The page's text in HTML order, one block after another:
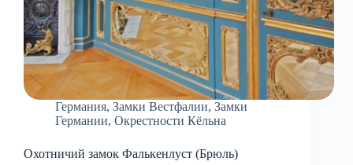
Германия, Замки Вестфалии, Замки
Германии, Окрестности Кёльна
Охотничий замок Фалькенлуст (Брюль)